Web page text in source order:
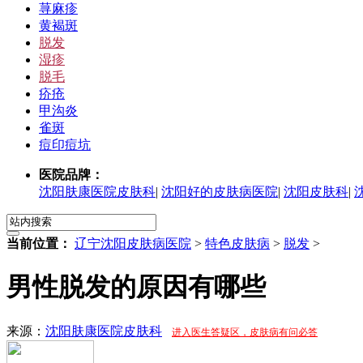
荨麻疹
黄褐斑
脱发
湿疹
脱毛
疥疮
甲沟炎
雀斑
痘印痘坑
医院品牌：
沈阳肤康医院皮肤科| 沈阳好的皮肤病医院| 沈阳皮肤科|
当前位置： 辽宁沈阳皮肤病医院 > 特色皮肤病 > 脱发 >
男性脱发的原因有哪些
来源： 沈阳肤康医院皮肤科 进入医生答疑区，皮肤病有问必答